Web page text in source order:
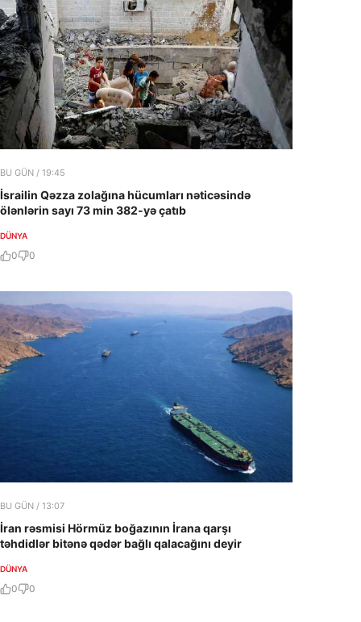
BU GÜN / 19:45
İsrailin Qəzza zolağına hücumları nəticəsində
ölənlərin sayı 73 min 382-yə çatıb
DÜNYA
0 0
BU GÜN / 13:07
İran rəsmisi Hörmüz boğazının İrana qarşı
təhdidlər bitənə qədər bağlı qalacağını deyir
DÜNYA
0 0